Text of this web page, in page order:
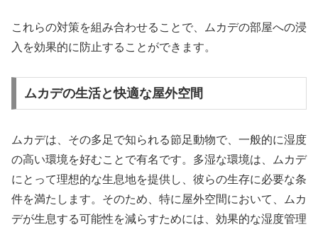
これらの対策を組み合わせることで、ムカデの部屋への浸
入を効果的に防止することができます。
ムカデの生活と快適な屋外空間
ムカデは、その多足で知られる節足動物で、一般的に湿度
の高い環境を好むことで有名です。多湿な環境は、ムカデ
にとって理想的な生息地を提供し、彼らの生存に必要な条
件を満たします。そのため、特に屋外空間において、ムカ
デが生息する可能性を減らすためには、効果的な湿度管理